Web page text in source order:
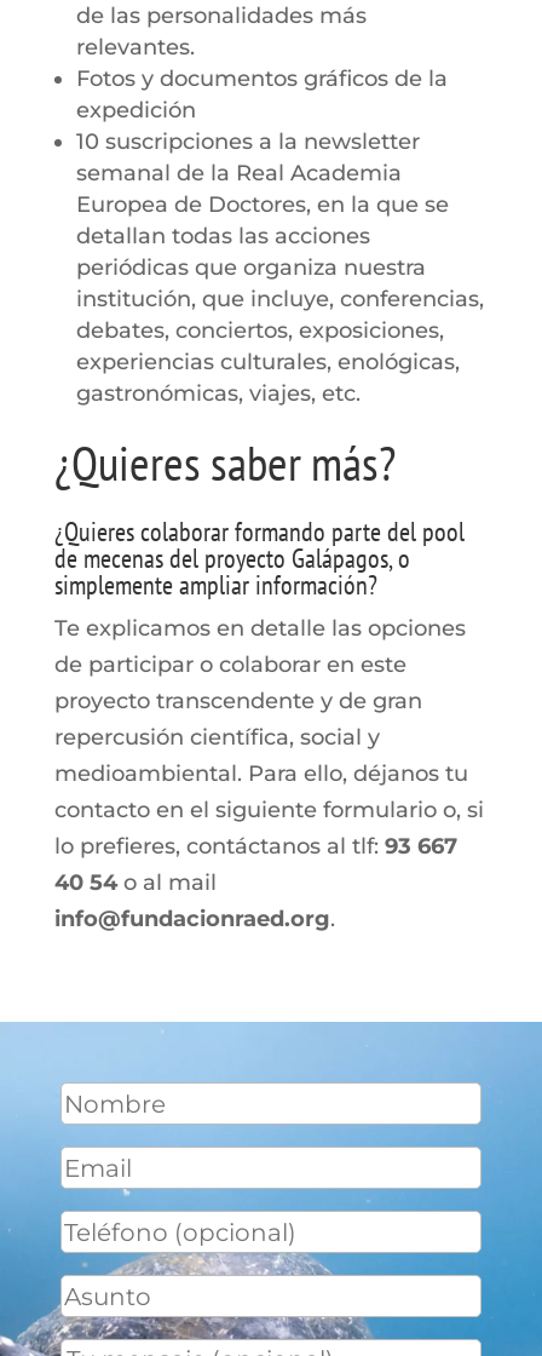
de las personalidades más
relevantes.
Fotos y documentos gráficos de la
expedición
10 suscripciones a la newsletter
semanal de la Real Academia
Europea de Doctores, en la que se
detallan todas las acciones
periódicas que organiza nuestra
institución, que incluye, conferencias,
debates, conciertos, exposiciones,
experiencias culturales, enológicas,
gastronómicas, viajes, etc.
¿Quieres saber más?
¿Quieres colaborar formando parte del pool
de mecenas del proyecto Galápagos, o
simplemente ampliar información?
Te explicamos en detalle las opciones
de participar o colaborar en este
proyecto transcendente y de gran
repercusión científica, social y
medioambiental. Para ello, déjanos tu
contacto en el siguiente formulario o, si
lo prefieres, contáctanos al tlf: 93 667
40 54o al mail
info@fundacionraed.org.